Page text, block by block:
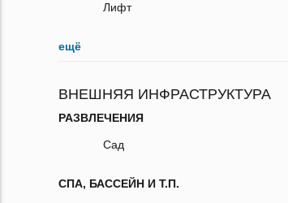
Лифт
ещё
ВНЕШНЯЯ ИНФРАСТРУКТУРА
РАЗВЛЕЧЕНИЯ
Сад
СПА, БАССЕЙН И Т.П.